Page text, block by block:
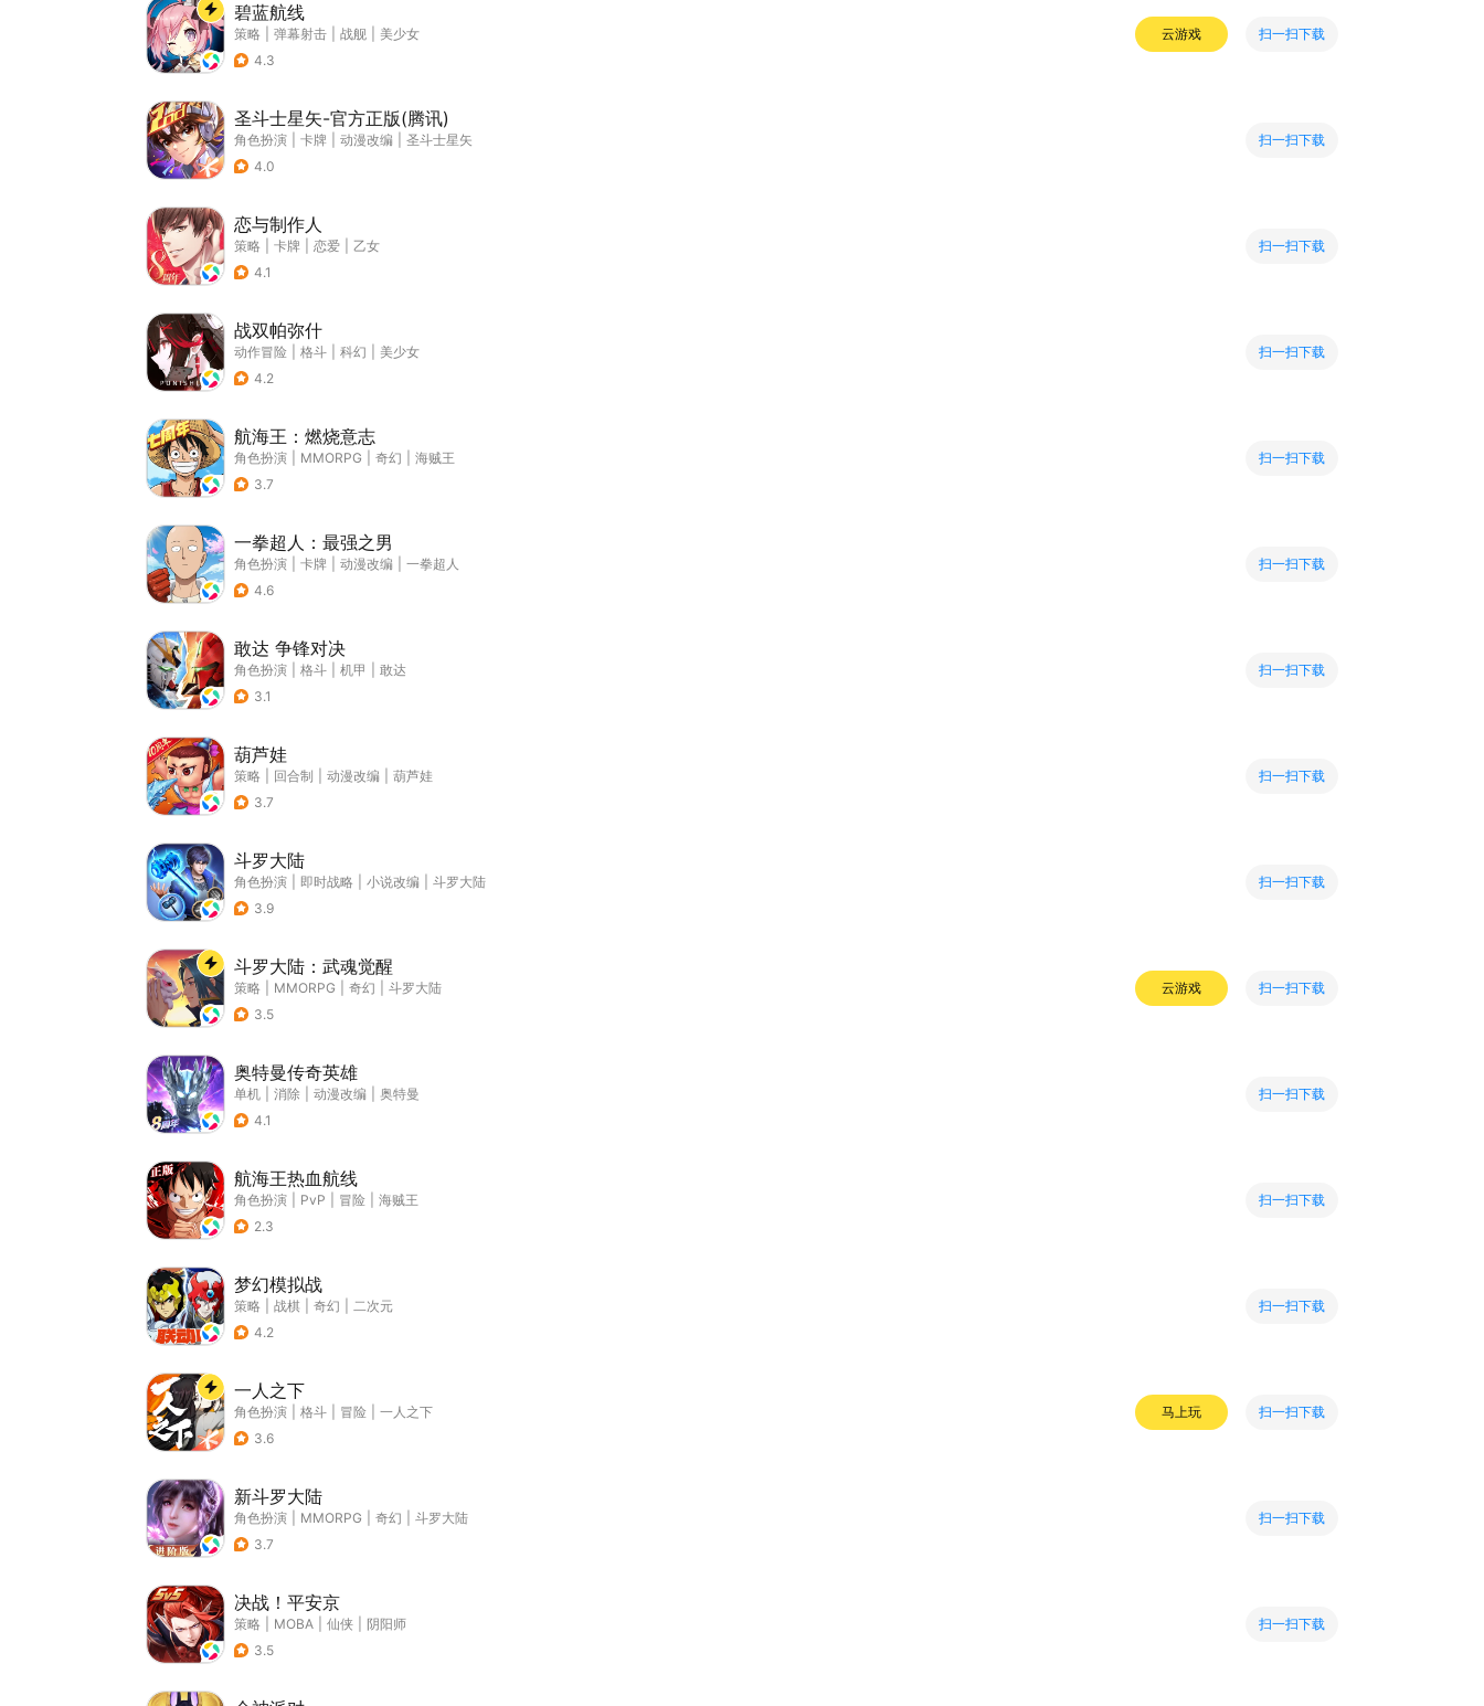
碧蓝航线
策略 弹幕射击 战舰
美少女
4.3
云游戏 扫一扫下载
圣斗士星矢-官方正版(腾讯)
角色扮演 卡牌 动漫改编
圣斗士星矢
4.0
扫一扫下载
恋与制作人
策略 卡牌 恋爱
乙女
4.1
扫一扫下载
战双帕弥什
动作冒险 格斗 科幻
美少女
4.2
扫一扫下载
航海王：燃烧意志
角色扮演 MMORPG 奇幻
海贼王
3.7
扫一扫下载
一拳超人：最强之男
角色扮演 卡牌 动漫改编
一拳超人
4.6
扫一扫下载
敢达 争锋对决
角色扮演 格斗 机甲
敢达
3.1
扫一扫下载
葫芦娃
策略 回合制 动漫改编
葫芦娃
3.7
扫一扫下载
斗罗大陆
角色扮演 即时战略 小说改编
斗罗大陆
3.9
扫一扫下载
斗罗大陆：武魂觉醒
策略 MMORPG 奇幻
斗罗大陆
3.5
云游戏 扫一扫下载
奥特曼传奇英雄
单机 消除 动漫改编
奥特曼
4.1
扫一扫下载
航海王热血航线
角色扮演 PvP 冒险
海贼王
2.3
扫一扫下载
梦幻模拟战
策略 战棋 奇幻
二次元
4.2
扫一扫下载
一人之下
角色扮演 格斗 冒险
一人之下
3.6
马上玩 扫一扫下载
新斗罗大陆
角色扮演 MMORPG 奇幻
斗罗大陆
3.7
扫一扫下载
决战！平安京
策略 MOBA 仙侠
阴阳师
3.5
扫一扫下载